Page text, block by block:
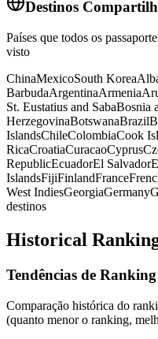
Destinos
Países que todos os
visto
ChinaMexicoSouth Korea
BarbudaArgentinaArmenia
St. Eustatius and SabaBosnia
HerzegovinaBotswanaBrazil
IslandsChileColombiaCook
RicaCroatiaCuracaoCyprus
RepublicEcuadorEl Salvador
IslandsFijiFinlandFrance
West IndiesGeorgiaGermany
destinos
Historical
Tendências de
Comparação histórica do
(quanto menor o ranking,